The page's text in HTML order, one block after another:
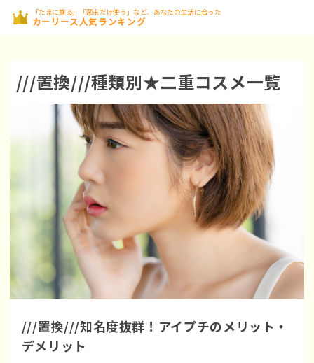
「たまに乗る」「週末だけ使う」など、あなたの生活に合った
カーリース人気ランキング
///置換///種類別★二重コスメ一覧
///置換///知名度抜群！アイプチのメリット・
デメリット